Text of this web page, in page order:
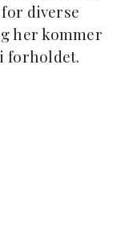
diverse
her kommer
forholdet.